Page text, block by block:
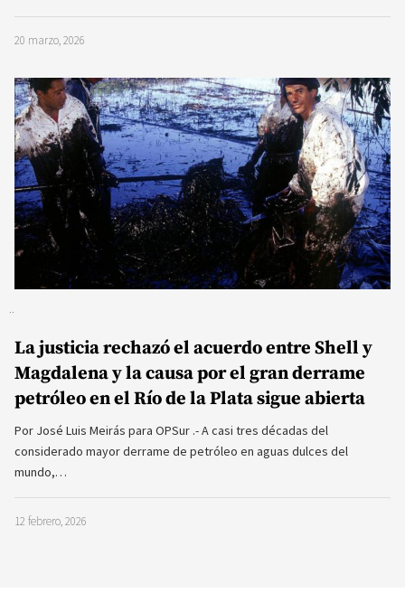
20 marzo, 2026
La justicia rechazó el acuerdo entre Shell y
Magdalena y la causa por el gran derrame
petróleo en el Río de la Plata sigue abierta
Por José Luis Meirás para OPSur .- A casi tres décadas del
considerado mayor derrame de petróleo en aguas dulces del
mundo,…
12 febrero, 2026